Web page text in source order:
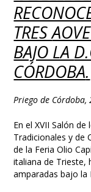
TRES
BAJO LA
CÓRDOBA.
Priego de
En el XVII Salón
Tradicionales y de
de la Feria Olio
italiana de Trieste,
amparadas bajo la